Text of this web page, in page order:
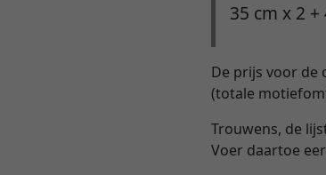
35 cm x 2
De prijs voor de
(totale
Trouwens, de
Voer daartoe